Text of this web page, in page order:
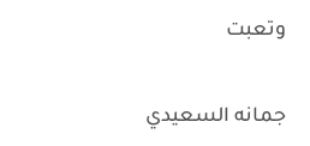
وتعبت
جمانه السعيدي